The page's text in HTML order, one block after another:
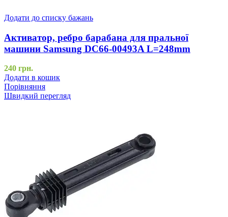
Додати до списку бажань
Активатор, ребро барабана для пральної
машини Samsung DC66-00493A L=248mm
240 грн.
Додати в кошик
Порівняння
Швидкий перегляд